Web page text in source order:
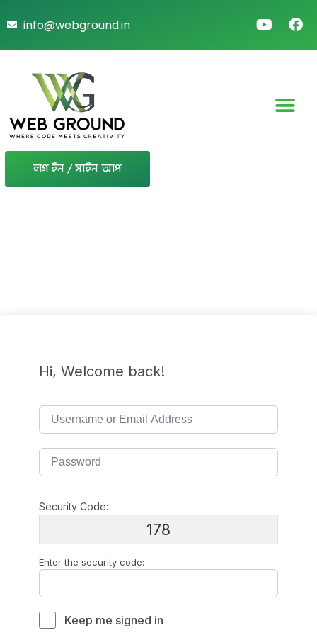
info@webground.in
লগ ইন / সাইন আপ
Hi, Welcome back!
Security Code:
178
Enter the security code:
Keep me signed in